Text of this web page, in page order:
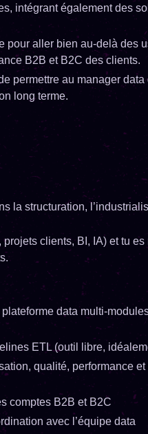
intégrant également des
pour aller bien au-delà des
B2B et B2C des clients.
permettre au manager data
long terme.
la structuration,
clients, BI, IA) et tu es
data multi-
ETL (outil libre,
qualité, performance et
comptes B2B et B2C
avec l’équipe data